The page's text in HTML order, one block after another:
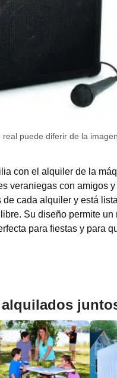
real puede diferir de la imagen
con el alquiler de la
veraniegas con amigos
cada alquiler y está
Su diseño permite un
para fiestas y para
alquilados